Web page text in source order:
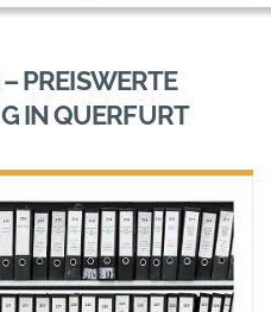
PREISWERTE
IN QUERFURT